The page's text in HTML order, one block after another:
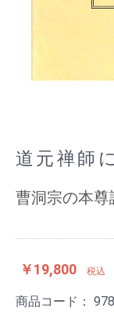
道元禅師
曹洞宗の本尊
￥19,800 税込
商品コード：